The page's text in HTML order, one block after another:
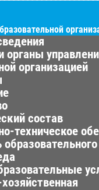
органы
организацией
состав
техническое